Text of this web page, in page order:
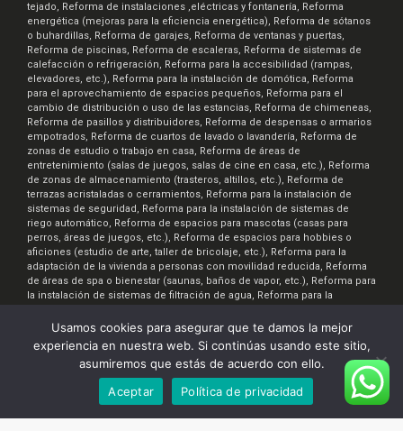
tejado, Reforma de instalaciones ,eléctricas y fontanería, Reforma
energética (mejoras para la eficiencia energética), Reforma de sótanos
o buhardillas, Reforma de garajes, Reforma de ventanas y puertas,
Reforma de piscinas, Reforma de escaleras, Reforma de sistemas de
calefacción o refrigeración, Reforma para la accesibilidad (rampas,
elevadores, etc.), Reforma para la instalación de domótica, Reforma
para el aprovechamiento de espacios pequeños, Reforma para el
cambio de distribución o uso de las estancias, Reforma de chimeneas,
Reforma de pasillos y distribuidores, Reforma de despensas o armarios
empotrados, Reforma de cuartos de lavado o lavandería, Reforma de
zonas de estudio o trabajo en casa, Reforma de áreas de
entretenimiento (salas de juegos, salas de cine en casa, etc.), Reforma
de zonas de almacenamiento (trasteros, altillos, etc.), Reforma de
terrazas acristaladas o cerramientos, Reforma para la instalación de
sistemas de seguridad, Reforma para la instalación de sistemas de
riego automático, Reforma de espacios para mascotas (casas para
perros, áreas de juegos, etc.), Reforma de espacios para hobbies o
aficiones (estudio de arte, taller de bricolaje, etc.), Reforma para la
adaptación de la vivienda a personas con movilidad reducida, Reforma
de áreas de spa o bienestar (saunas, baños de vapor, etc.), Reforma para
la instalación de sistemas de filtración de agua, Reforma para la
para la creación de espacios de almacenamiento de bicicletas o
motocicletas, Reforma para la instalación de sistemas de iluminación
inteligente, Reforma de áreas de comedor al aire libre, Reforma para la
creación de áreas de jardinería o huertos urbanos
Usamos cookies para asegurar que te damos la mejor
experiencia en nuestra web. Si continúas usando este sitio,
asumiremos que estás de acuerdo con ello.
Aceptar
Política de privacidad